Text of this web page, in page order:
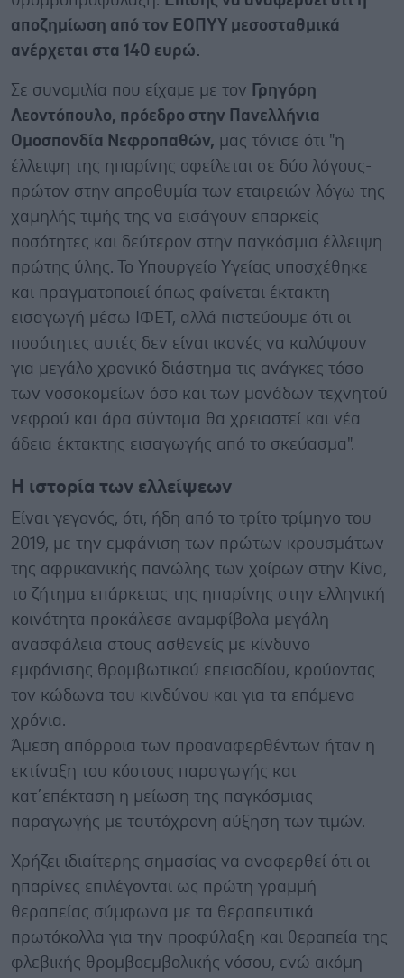
αποζημίωση από τον ΕΟΠΥΥ μεσοσταθμικά
ανέρχεται στα 140 ευρώ.
Σε συνομιλία που είχαμε με τον Γρηγόρη
Λεοντόπουλο, πρόεδρο στην Πανελλήνια
Ομοσπονδία Νεφροπαθών, μας τόνισε ότι "η
έλλειψη της ηπαρίνης οφείλεται σε δύο λόγους-
πρώτον στην απροθυμία των εταιρειών λόγω της
χαμηλής τιμής της να εισάγουν επαρκείς
ποσότητες και δεύτερον στην παγκόσμια έλλειψη
πρώτης ύλης. Το Υπουργείο Υγείας υποσχέθηκε
και πραγματοποιεί όπως φαίνεται έκτακτη
εισαγωγή μέσω ΙΦΕΤ, αλλά πιστεύουμε ότι οι
ποσότητες αυτές δεν είναι ικανές να καλύψουν
για μεγάλο χρονικό διάστημα τις ανάγκες τόσο
των νοσοκομείων όσο και των μονάδων τεχνητού
νεφρού και άρα σύντομα θα χρειαστεί και νέα
άδεια έκτακτης εισαγωγής από το σκεύασμα".
Η ιστορία των ελλείψεων
Είναι γεγονός, ότι, ήδη από το τρίτο τρίμηνο του
2019, με την εμφάνιση των πρώτων κρουσμάτων
της αφρικανικής πανώλης των χοίρων στην Κίνα,
το ζήτημα επάρκειας της ηπαρίνης στην ελληνική
κοινότητα προκάλεσε αναμφίβολα μεγάλη
ανασφάλεια στους ασθενείς με κίνδυνο
εμφάνισης θρομβωτικού επεισοδίου, κρούοντας
τον κώδωνα του κινδύνου και για τα επόμενα
χρόνια.
Άμεση απόρροια των προαναφερθέντων ήταν η
εκτίναξη του κόστους παραγωγής και
κατ΄επέκταση η μείωση της παγκόσμιας
παραγωγής με ταυτόχρονη αύξηση των τιμών.
Χρήζει ιδιαίτερης σημασίας να αναφερθεί ότι οι
ηπαρίνες επιλέγονται ως πρώτη γραμμή
θεραπείας σύμφωνα με τα θεραπευτικά
πρωτόκολλα για την προφύλαξη και θεραπεία της
φλεβικής θρομβοεμβολικής νόσου, ενώ ακόμη